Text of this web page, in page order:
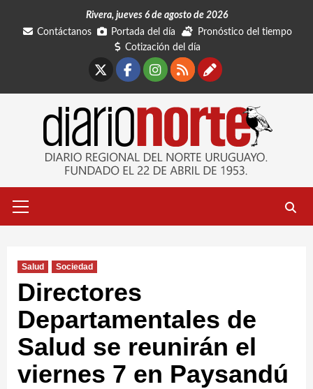
Rivera, jueves 6 de agosto de 2026
Contáctanos
Portada del día
Pronóstico del tiempo
Cotización del día
Facebook
Instagram
RSSContáctanos
primario
Salud Sociedad
Directores
Departamentales de
Salud se reunirán el
viernes 7 en Paysandú